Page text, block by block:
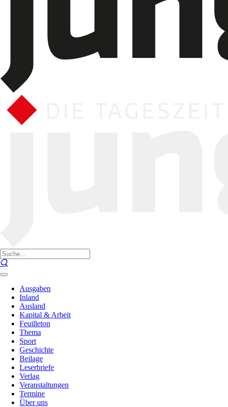
Ausgaben
Inland
Ausland
Kapital & Arbeit
Feuilleton
Thema
Sport
Geschichte
Beilage
Leserbriefe
Verlag
Veranstaltungen
Termine
Über uns